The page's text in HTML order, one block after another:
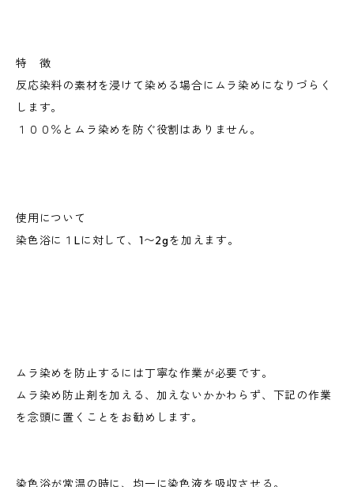
特 徴
反応染料の素材を浸けて染める場合にムラ染めになりづらく
します。
１００％とムラ染めを防ぐ役割はありません。
使用について
染色浴に１Lに対して、1〜2gを加えます。
ムラ染めを防止するには丁寧な作業が必要です。
ムラ染め防止剤を加える、加えないかかわらず、下記の作業
を念頭に置くことをお勧めします。
染色浴が常温の時に、均一に染色液を吸収させる。